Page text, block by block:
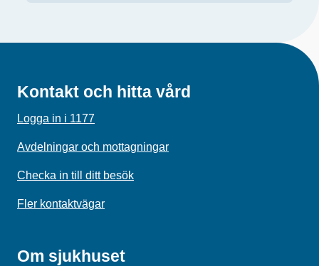
Kontakt och hitta vård
Logga in i 1177
Avdelningar och mottagningar
Checka in till ditt besök
Fler kontaktvägar
Om sjukhuset